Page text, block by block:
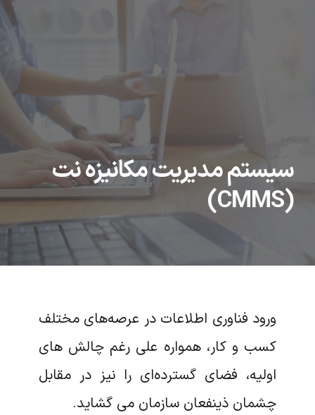
سیستم مدیریت مکانیزه نت
(CMMS)
ورود فناوری اطلاعات در عرصه‌های مختلف
کسب و کار، همواره علی رغم چالش های
اولیه، فضای گسترده‌ای را نیز در مقابل
چشمان ذینفعان سازمان می گشاید.